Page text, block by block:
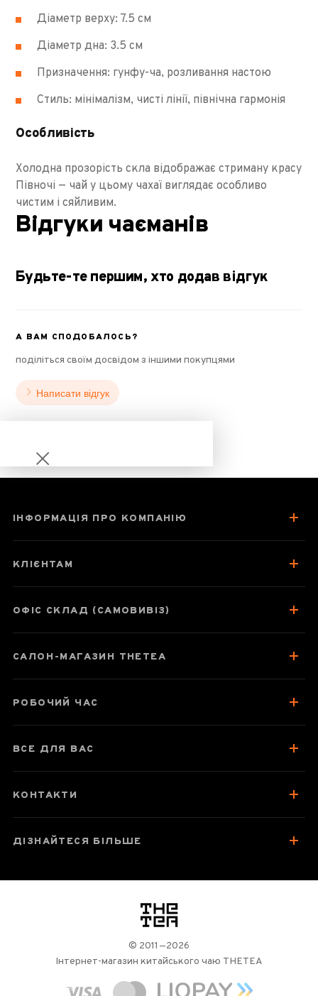
Діаметр верху: 7.5 см
Діаметр дна: 3.5 см
Призначення: гунфу-ча, розливання настою
Стиль: мінімалізм, чисті лінії, північна гармонія
Особливість
Холодна прозорість скла відображає стриману красу
Півночі — чай у цьому чахаї виглядає особливо
чистим і сяйливим.
Відгуки чаєманів
Будьте-те першим, хто додав відгук
А ВАМ СПОДОБАЛОСЬ?
поділіться своїм досвідом з іншими покупцями
Написати відгук
Чахай 200 мл
ІНФОРМАЦІЯ ПРО КОМПАНІЮ
КЛІЄНТАМ
ОФІС СКЛАД (САМОВИВІЗ)
САЛОН-МАГАЗИН THETEA
РОБОЧИЙ ЧАС
ВСЕ ДЛЯ ВАС
КОНТАКТИ
ДІЗНАЙТЕСЯ БІЛЬШЕ
логотип
© 2011—2026
Інтернет-магазин китайського чаю THETEA